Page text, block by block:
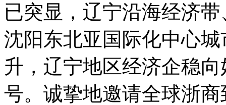
已突显，辽宁沿海经济
沈阳东北亚国际化中心
升，辽宁地区经济企稳
号。诚挚地邀请全球浙